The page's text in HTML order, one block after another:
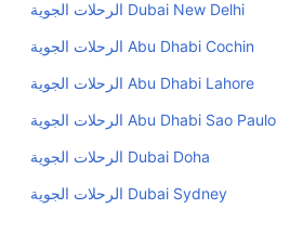
الأسعار.
السفر عبر الإنترنت متاح في رحلة
إنجاز إجراءات السفر في الرحلة من
متوسطة التكلفة بالقرب من مطار غوا
Dubai New Delhi الرحلات الجوية
Abu Dhabi Cochin الرحلات الجوية
Abu Dhabi Lahore الرحلات الجوية
Abu Dhabi Sao Paulo الرحلات الجوية
Dubai Doha الرحلات الجوية
Dubai Sydney الرحلات الجوية